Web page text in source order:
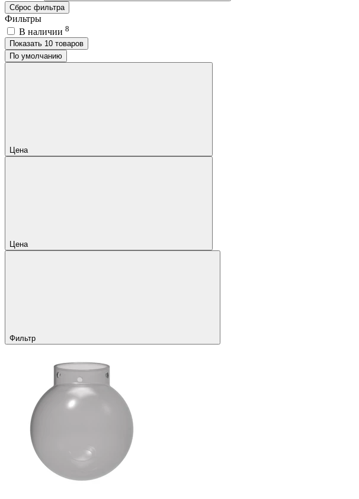
Сброс фильтра
Фильтры
В наличии 8
Показать 10 товаров
По умолчанию
Цена
Цена
Фильтр